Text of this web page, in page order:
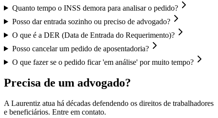
Quanto tempo o INSS demora para analisar o pedido?
Posso dar entrada sozinho ou preciso de advogado?
O que é a DER (Data de Entrada do Requerimento)?
Posso cancelar um pedido de aposentadoria?
O que fazer se o pedido ficar 'em análise' por muito tempo?
Precisa de um advogado?
A Laurentiz atua há décadas defendendo os direitos de trabalhadores
e beneficiários. Entre em contato.